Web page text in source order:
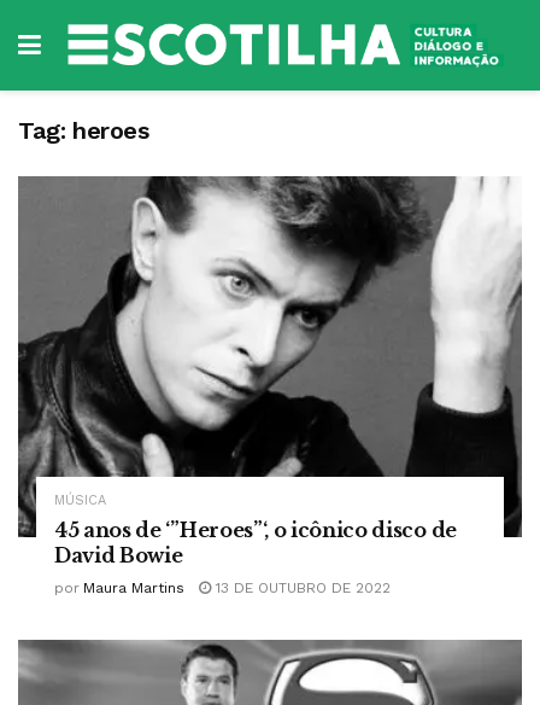
Tag: heroes
MÚSICA
45 anos de ‘”Heroes”‘, o icônico disco de
David Bowie
por Maura Martins 13 DE OUTUBRO DE 2022